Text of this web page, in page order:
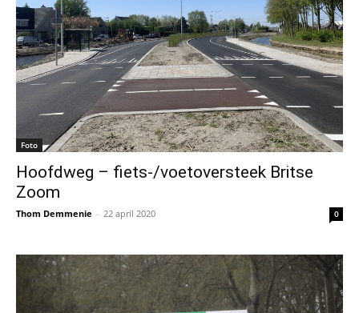
Foto
Hoofdweg – fiets-/voetoversteek Britse
Zoom
Thom Demmenie - 22 april 2020 0